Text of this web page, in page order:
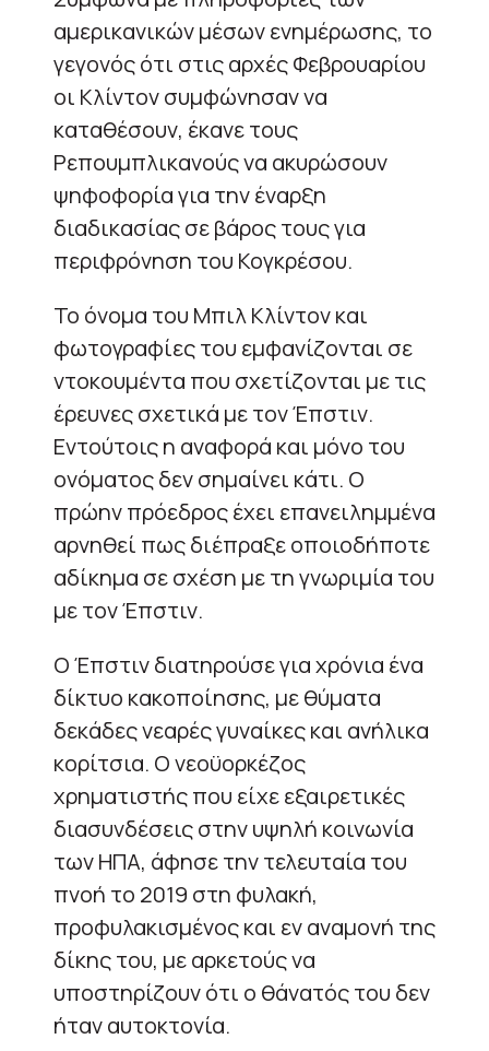
αμερικανικών μέσων ενημέρωσης, το
γεγονός ότι στις αρχές Φεβρουαρίου
οι Κλίντον συμφώνησαν να
καταθέσουν, έκανε τους
Ρεπουμπλικανούς να ακυρώσουν
ψηφοφορία για την έναρξη
διαδικασίας σε βάρος τους για
περιφρόνηση του Κογκρέσου.
Το όνομα του Μπιλ Κλίντον και
φωτογραφίες του εμφανίζονται σε
ντοκουμέντα που σχετίζονται με τις
έρευνες σχετικά με τον Έπστιν.
Εντούτοις η αναφορά και μόνο του
ονόματος δεν σημαίνει κάτι. Ο
πρώην πρόεδρος έχει επανειλημμένα
αρνηθεί πως διέπραξε οποιοδήποτε
αδίκημα σε σχέση με τη γνωριμία του
με τον Έπστιν.
Ο Έπστιν διατηρούσε για χρόνια ένα
δίκτυο κακοποίησης, με θύματα
δεκάδες νεαρές γυναίκες και ανήλικα
κορίτσια. Ο νεοϋορκέζος
χρηματιστής που είχε εξαιρετικές
διασυνδέσεις στην υψηλή κοινωνία
των ΗΠΑ, άφησε την τελευταία του
πνοή το 2019 στη φυλακή,
προφυλακισμένος και εν αναμονή της
δίκης του, με αρκετούς να
υποστηρίζουν ότι ο θάνατός του δεν
ήταν αυτοκτονία.